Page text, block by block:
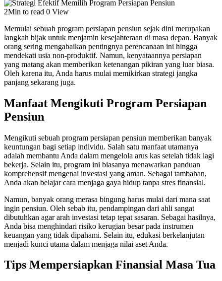
2Min to read 0 View
Memulai sebuah program persiapan pensiun sejak dini merupakan
langkah bijak untuk menjamin kesejahteraan di masa depan. Banyak
orang sering mengabaikan pentingnya perencanaan ini hingga
mendekati usia non-produktif. Namun, kenyataannya persiapan
yang matang akan memberikan ketenangan pikiran yang luar biasa.
Oleh karena itu, Anda harus mulai memikirkan strategi jangka
panjang sekarang juga.
Manfaat Mengikuti Program Persiapan
Pensiun
Mengikuti sebuah program persiapan pensiun memberikan banyak
keuntungan bagi setiap individu. Salah satu manfaat utamanya
adalah membantu Anda dalam mengelola arus kas setelah tidak lagi
bekerja. Selain itu, program ini biasanya menawarkan panduan
komprehensif mengenai investasi yang aman. Sebagai tambahan,
Anda akan belajar cara menjaga gaya hidup tanpa stres finansial.
Namun, banyak orang merasa bingung harus mulai dari mana saat
ingin pensiun. Oleh sebab itu, pendampingan dari ahli sangat
dibutuhkan agar arah investasi tetap tepat sasaran. Sebagai hasilnya,
Anda bisa menghindari risiko kerugian besar pada instrumen
keuangan yang tidak dipahami. Selain itu, edukasi berkelanjutan
menjadi kunci utama dalam menjaga nilai aset Anda.
Tips Mempersiapkan Finansial Masa Tua